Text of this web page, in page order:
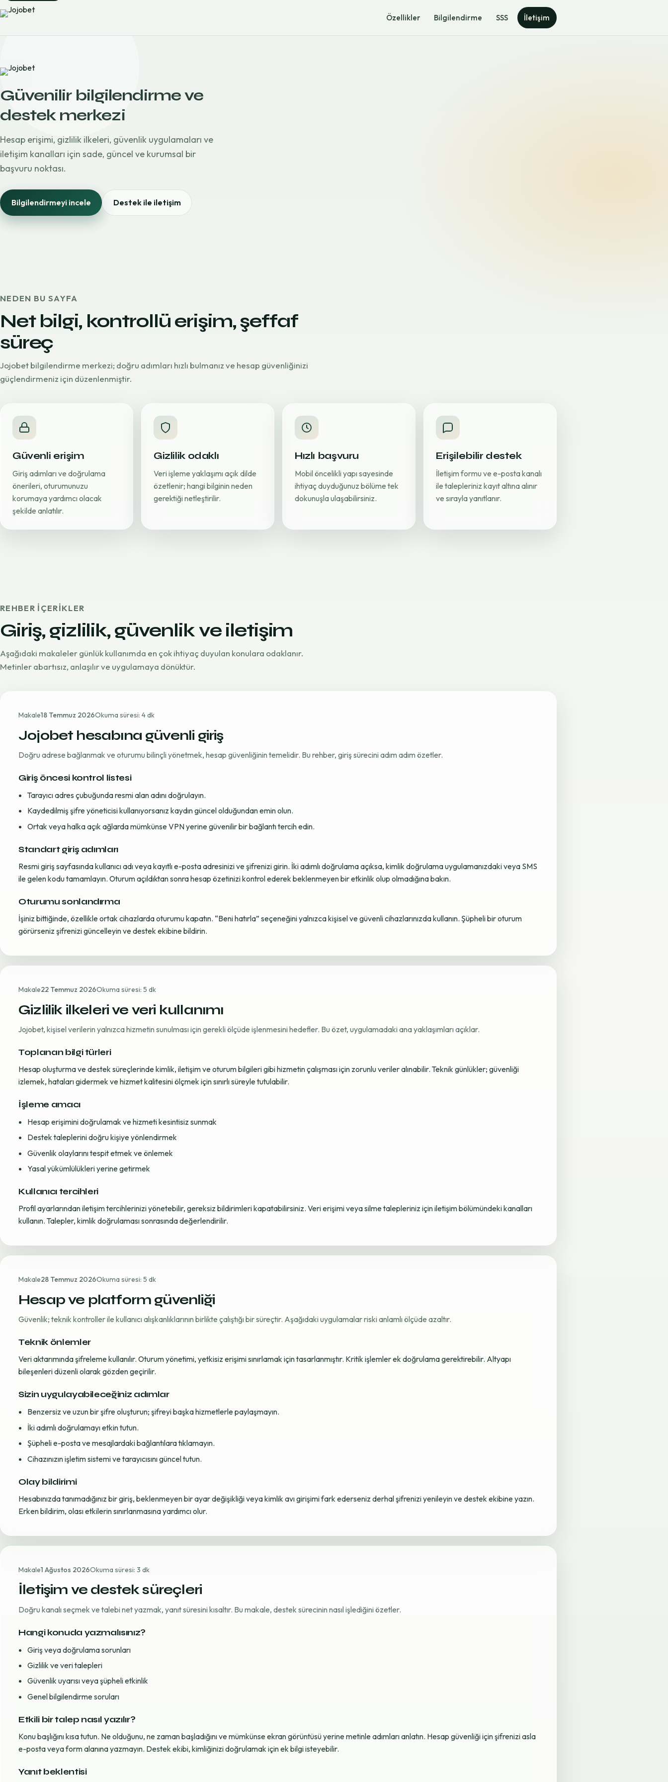
Özellikler Bilgilendirme SSS İletişim
Güvenilir bilgilendirme ve
destek merkezi
Hesap erişimi, gizlilik ilkeleri, güvenlik uygulamaları ve
iletişim kanalları için sade, güncel ve kurumsal bir
başvuru noktası.
Bilgilendirmeyi incele Destek ile iletişim
NEDEN BU SAYFA
Net bilgi, kontrollü erişim, şeffaf
süreç
Jojobet bilgilendirme merkezi; doğru adımları hızlı bulmanız ve hesap güvenliğinizi
güçlendirmeniz için düzenlenmiştir.
Güvenli erişim
Giriş adımları ve doğrulama
önerileri, oturumunuzu
korumaya yardımcı olacak
şekilde anlatılır.
Gizlilik odaklı
Veri işleme yaklaşımı açık dilde
özetlenir; hangi bilginin neden
gerektiği netleştirilir.
Hızlı başvuru
Mobil öncelikli yapı sayesinde
ihtiyaç duyduğunuz bölüme tek
dokunuşla ulaşabilirsiniz.
Erişilebilir destek
İletişim formu ve e-posta kanalı
ile talepleriniz kayıt altına alınır
ve sırayla yanıtlanır.
REHBER IÇERIKLER
Giriş, gizlilik, güvenlik ve iletişim
Aşağıdaki makaleler günlük kullanımda en çok ihtiyaç duyulan konulara odaklanır.
Metinler abartısız, anlaşılır ve uygulamaya dönüktür.
Makale18 Temmuz 2026Okuma süresi: 4 dk
Jojobet hesabına güvenli giriş
Doğru adrese bağlanmak ve oturumu bilinçli yönetmek, hesap güvenliğinin temelidir. Bu rehber, giriş sürecini adım adım özetler.
Giriş öncesi kontrol listesi
Tarayıcı adres çubuğunda resmi alan adını doğrulayın.
Kaydedilmiş şifre yöneticisi kullanıyorsanız kaydın güncel olduğundan emin olun.
Ortak veya halka açık ağlarda mümkünse VPN yerine güvenilir bir bağlantı tercih edin.
Standart giriş adımları
Resmi giriş sayfasında kullanıcı adı veya kayıtlı e-posta adresinizi ve şifrenizi girin. İki adımlı doğrulama açıksa, kimlik doğrulama uygulamanızdaki veya SMS
ile gelen kodu tamamlayın. Oturum açıldıktan sonra hesap özetinizi kontrol ederek beklenmeyen bir etkinlik olup olmadığına bakın.
Oturumu sonlandırma
İşiniz bittiğinde, özellikle ortak cihazlarda oturumu kapatın. “Beni hatırla” seçeneğini yalnızca kişisel ve güvenli cihazlarınızda kullanın. Şüpheli bir oturum
görürseniz şifrenizi güncelleyin ve destek ekibine bildirin.
Makale22 Temmuz 2026Okuma süresi: 5 dk
Gizlilik ilkeleri ve veri kullanımı
Jojobet, kişisel verilerin yalnızca hizmetin sunulması için gerekli ölçüde işlenmesini hedefler. Bu özet, uygulamadaki ana yaklaşımları açıklar.
Toplanan bilgi türleri
Hesap oluşturma ve destek süreçlerinde kimlik, iletişim ve oturum bilgileri gibi hizmetin çalışması için zorunlu veriler alınabilir. Teknik günlükler; güvenliği
izlemek, hataları gidermek ve hizmet kalitesini ölçmek için sınırlı süreyle tutulabilir.
İşleme amacı
Hesap erişimini doğrulamak ve hizmeti kesintisiz sunmak
Destek taleplerini doğru kişiye yönlendirmek
Güvenlik olaylarını tespit etmek ve önlemek
Yasal yükümlülükleri yerine getirmek
Kullanıcı tercihleri
Profil ayarlarından iletişim tercihlerinizi yönetebilir, gereksiz bildirimleri kapatabilirsiniz. Veri erişimi veya silme talepleriniz için iletişim bölümündeki kanalları
kullanın. Talepler, kimlik doğrulaması sonrasında değerlendirilir.
Makale28 Temmuz 2026Okuma süresi: 5 dk
Hesap ve platform güvenliği
Güvenlik; teknik kontroller ile kullanıcı alışkanlıklarının birlikte çalıştığı bir süreçtir. Aşağıdaki uygulamalar riski anlamlı ölçüde azaltır.
Teknik önlemler
Veri aktarımında şifreleme kullanılır. Oturum yönetimi, yetkisiz erişimi sınırlamak için tasarlanmıştır. Kritik işlemler ek doğrulama gerektirebilir. Altyapı
bileşenleri düzenli olarak gözden geçirilir.
Sizin uygulayabileceğiniz adımlar
Benzersiz ve uzun bir şifre oluşturun; şifreyi başka hizmetlerle paylaşmayın.
İki adımlı doğrulamayı etkin tutun.
Şüpheli e-posta ve mesajlardaki bağlantılara tıklamayın.
Cihazınızın işletim sistemi ve tarayıcısını güncel tutun.
Olay bildirimi
Hesabınızda tanımadığınız bir giriş, beklenmeyen bir ayar değişikliği veya kimlik avı girişimi fark ederseniz derhal şifrenizi yenileyin ve destek ekibine yazın.
Erken bildirim, olası etkilerin sınırlanmasına yardımcı olur.
Makale1 Ağustos 2026Okuma süresi: 3 dk
İletişim ve destek süreçleri
Doğru kanalı seçmek ve talebi net yazmak, yanıt süresini kısaltır. Bu makale, destek sürecinin nasıl işlediğini özetler.
Hangi konuda yazmalısınız?
Giriş veya doğrulama sorunları
Gizlilik ve veri talepleri
Güvenlik uyarısı veya şüpheli etkinlik
Genel bilgilendirme soruları
Etkili bir talep nasıl yazılır?
Konu başlığını kısa tutun. Ne olduğunu, ne zaman başladığını ve mümkünse ekran görüntüsü yerine metinle adımları anlatın. Hesap güvenliği için şifrenizi asla
e-posta veya form alanına yazmayın. Destek ekibi, kimliğinizi doğrulamak için ek bilgi isteyebilir.
Yanıt beklentisi